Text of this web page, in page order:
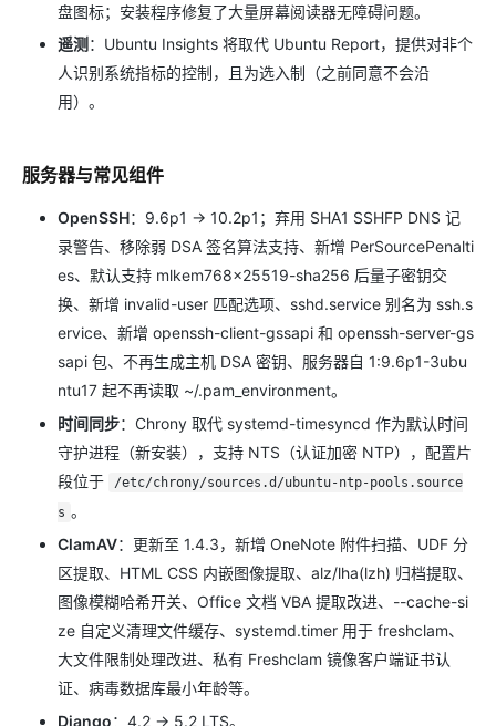
盘图标；安装程序修复了大量屏幕阅读器无障碍问题。
遥测 ：Ubuntu Insights 将取代 Ubuntu Report，提供对非个
人识别系统指标的控制，且为选入制（之前同意不会沿
用）。
服务器与常见组件
OpenSSH：9.6p1 → 10.2p1；弃用 SHA1 SSHFP DNS 记
录警告、移除弱 DSA 签名算法支持、新增 PerSourcePenalti
es、默认支持 mlkem768x25519-sha256 后量子密钥交
换、新增 invalid-user 匹配选项、sshd.service 别名为 ssh.s
ervice、新增 openssh-client-gssapi 和 openssh-server-gs
sapi 包、不再生成主机 DSA 密钥、服务器自 1:9.6p1-3ubu
ntu17 起不再读取 ~/.pam_environment。
时间同步：Chrony 取代 systemd-timesyncd 作为默认时间
守护进程（新安装），支持 NTS（认证加密 NTP），配置片
段位于
/etc/chrony/sources.d/ubuntu-ntp-pools.source
s 。
ClamAV：更新至 1.4.3，新增 OneNote 附件扫描、UDF 分
区提取、HTML CSS 内嵌图像提取、alz/lha(lzh) 归档提取、
图像模糊哈希开关、Office 文档 VBA 提取改进、--cache-si
ze 自定义清理文件缓存、systemd.timer 用于 freshclam、
大文件限制处理改进、私有 Freshclam 镜像客户端证书认
证、病毒数据库最小年龄等。
Django：4.2 → 5.2 LTS。